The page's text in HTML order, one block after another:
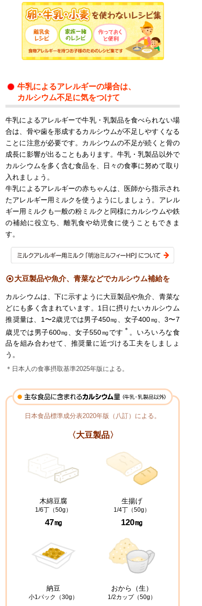
牛乳によるアレルギーの場合は、
カルシウム不足に気をつけて
牛乳によるアレルギーで牛乳・乳製品を食べられない場
合は、骨や歯を形成するカルシウムが不足しやすくなる
ことに注意が必要です。カルシウムの不足が続くと骨の
成長に影響が出ることもあります。牛乳・乳製品以外で
カルシウムを多く含む食品を、日々の食事に努めて取り
入れましょう。
牛乳によるアレルギーの赤ちゃんは、医師から指示され
たアレルギー用ミルクを使うようにしましょう。アレル
ギー用ミルクも一般の粉ミルクと同様にカルシウムや鉄
の補給に役立ち、離乳食や幼児食に使うこともできま
す。
大豆製品や魚介、青菜などでカルシウム補給を
カルシウムは、下に示すように大豆製品や魚介、青菜な
どにも多く含まれています。1日に摂りたいカルシウム
推奨量は、1〜2歳児では男子450㎎、女子400㎎、3〜7
歳児では男子600㎎、女子550㎎です ＊ 。いろいろな食
品を組み合わせて、推奨量に近づける工夫をしましょ
う。
＊日本人の食事摂取基準2025年版による。
日本食品標準成分表2020年版（八訂）による。
〈大豆製品〉
木綿豆腐
1/6丁（50g）
47㎎
生揚げ
1/4丁（50g）
120㎎
納豆
小1パック（30g）
おから（生）
1/2カップ（50g）